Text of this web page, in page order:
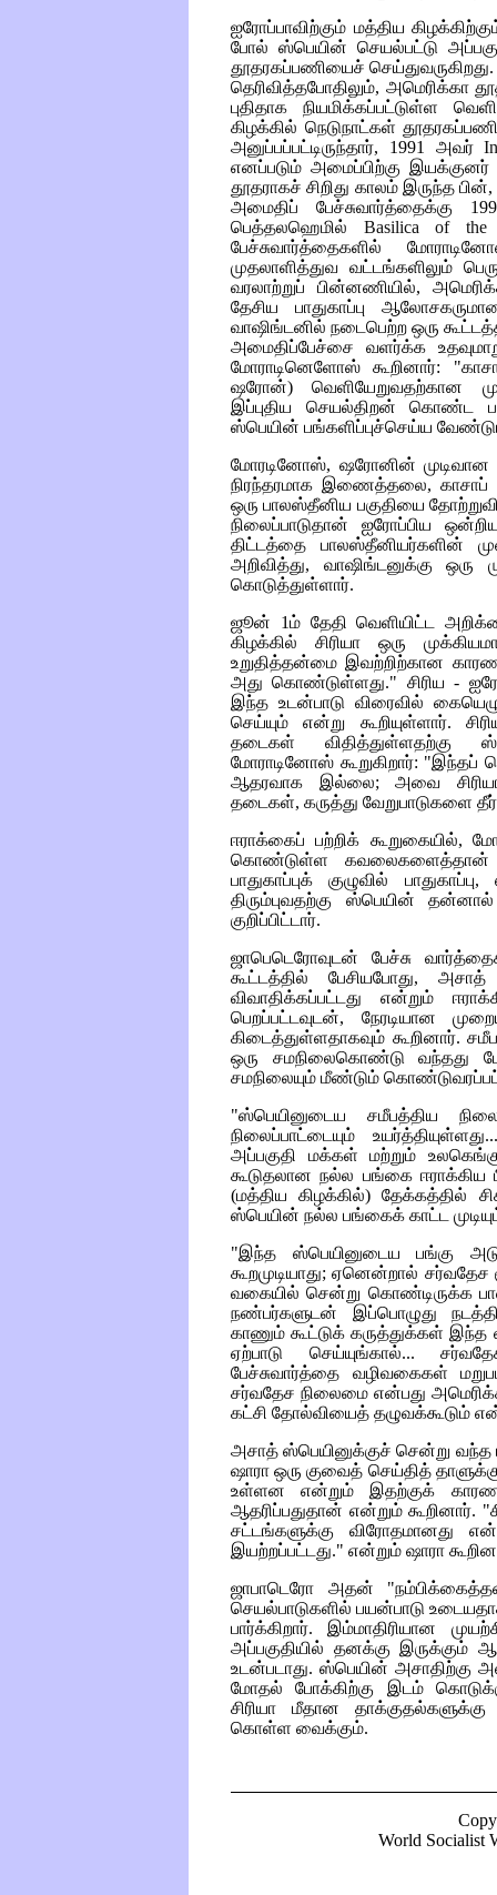
ஐரோப்பாவிற்கும் மத்திய
போல் ஸ்பெயின் செயல்பட்டு
தூதரகப்பணியைச்
தெரிவித்தபோதிலும், அமெரிக்கா
புதிதாக நியமிக்கப்பட்டுள்ள
கிழக்கில் நெடுநாட்கள்
அனுப்பப்பட்டிருந்தார், 1991 அவர்
எனப்படும் அமைப்பிற்கு
தூதராகச் சிறிது காலம் இருந்த
அமைதிப் பேச்சுவார்த்தைக்கு
பெத்தலஹெமில் Basilica of the
பேச்சுவார்த்தைகளில்
முதலாளித்துவ வட்டங்களிலும்
வரலாற்றுப் பின்னணியில்,
தேசிய பாதுகாப்பு
வாஷிங்டனில் நடைபெற்ற ஒரு
அமைதிப்பேச்சை வளர்க்க
மோராடினெளோஸ் கூறினார்:
ஷரோன்) வெளியேறுவதற்கான
இப்புதிய செயல்திறன் கொண்ட
ஸ்பெயின் பங்களிப்புச்செய்ய
மோரடினோஸ், ஷரோனின்
நிரந்தரமாக இணைத்தலை, காசாப்
ஒரு பாலஸ்தீனிய பகுதியை
நிலைப்பாடுதான் ஐரோப்பிய
திட்டத்தை பாலஸ்தீனியர்களின்
அறிவித்து, வாஷிங்டனுக்கு
கொடுத்துள்ளார்.
ஜூன் 1ம் தேதி வெளியிட்ட
கிழக்கில் சிரியா ஒரு
உறுதித்தன்மை இவற்றிற்கான
அது கொண்டுள்ளது." சிரிய -
இந்த உடன்பாடு விரைவில்
செய்யும் என்று கூறியுள்ளார்.
தடைகள் விதித்துள்ளதற்கு
மோராடினோஸ் கூறுகிறார்:
ஆதரவாக இல்லை; அவை
தடைகள், கருத்து வேறுபாடுகளை
ஈராக்கைப் பற்றிக் கூறுகையில்,
கொண்டுள்ள கவலைகளைத்தான்
பாதுகாப்புக் குழுவில்
திரும்புவதற்கு ஸ்பெயின்
குறிப்பிட்டார்.
ஜாபெடெரோவுடன் பேச்சு
கூட்டத்தில் பேசியபோது,
விவாதிக்கப்பட்டது என்றும்
பெறப்பட்டவுடன், நேரடியான
கிடைத்துள்ளதாகவும் கூறினார்.
ஒரு சமநிலைகொண்டு வந்தது
சமநிலையும் மீண்டும்
"ஸ்பெயினுடைய சமீபத்திய
நிலைப்பாட்டையும்
அப்பகுதி மக்கள் மற்றும்
கூடுதலான நல்ல பங்கை ஈராக்கிய
(மத்திய கிழக்கில்) தேக்கத்தில்
ஸ்பெயின் நல்ல பங்கைக் காட்ட
"இந்த ஸ்பெயினுடைய பங்கு
கூறமுடியாது; ஏனென்றால்
வகையில் சென்று கொண்டிருக்க
நண்பர்களுடன் இப்பொழுது
காணும் கூட்டுக் கருத்துக்கள்
ஏற்பாடு செய்யுங்கால்...
பேச்சுவார்த்தை வழிவகைகள்
சர்வதேச நிலைமை என்பது
கட்சி தோல்வியைத் தழுவக்கூடும்
அசாத் ஸ்பெயினுக்குச் சென்று வந்த
ஷாரா ஒரு குவைத் செய்தித்
உள்ளன என்றும் இதற்குக்
ஆதரிப்பதுதான் என்றும் கூறினார்.
சட்டங்களுக்கு விரோதமானது
இயற்றப்பட்டது." என்றும் ஷாரா
ஜாபாடெரோ அதன்
செயல்பாடுகளில் பயன்பாடு
பார்க்கிறார். இம்மாதிரியான
அப்பகுதியில் தனக்கு இருக்கும்
உடன்படாது. ஸ்பெயின் அசாதிற்கு
மோதல் போக்கிற்கு இடம்
சிரியா மீதான
கொள்ள வைக்கும்.
World Socialist